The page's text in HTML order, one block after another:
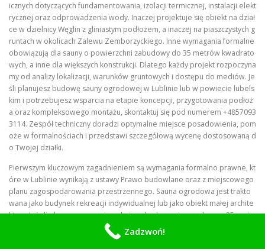
icznych dotyczących fundamentowania, izolacji termicznej, instalacji elekt
rycznej oraz odprowadzenia wody. Inaczej projektuje się obiekt na dział
ce w dzielnicy Węglin z gliniastym podłożem, a inaczej na piaszczystych g
runtach w okolicach Zalewu Zemborzyckiego. Inne wymagania formalne
obowiązują dla sauny o powierzchni zabudowy do 35 metrów kwadrato
wych, a inne dla większych konstrukcji. Dlatego każdy projekt rozpoczyna
my od analizy lokalizacji, warunków gruntowych i dostępu do mediów. Je
śli planujesz budowę sauny ogrodowej w Lublinie lub w powiecie lubels
kim i potrzebujesz wsparcia na etapie koncepcji, przygotowania podłoż
a oraz kompleksowego montażu, skontaktuj się pod numerem +4857093
3114. Zespół techniczny doradzi optymalne miejsce posadowienia, pom
oże w formalnościach i przedstawi szczegółową wycenę dostosowaną d
o Twojej działki.
Pierwszym kluczowym zagadnieniem są wymagania formalno prawne, kt
óre w Lublinie wynikają z ustawy Prawo budowlane oraz z miejscowego
planu zagospodarowania przestrzennego. Sauna ogrodowa jest trakto
wana jako budynek rekreacji indywidualnej lub jako obiekt małej archite
ktury. Jeżeli planowana powierzchnia zabudowy nie przekracza 35 metr
ów kwadratowych, a na działce o powierzchni minimum 500 metrów kw
adratowych nie ma już innego obiektu wybudowanego na zgłoszenie, in
Zadzwoń!